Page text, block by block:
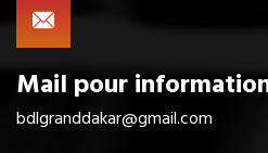
Mail pour
bdlgranddakar@gmail.com